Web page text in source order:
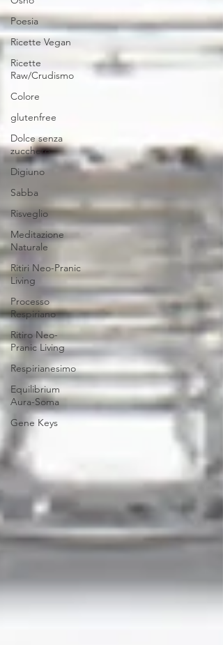
Poesia
Ricette Vegan
Ricette
Raw/Crudismo
Colore
glutenfree
Dolce senza
zucchero
Digiuno
Sabba
Risveglio
Meditazione
Naturale
Ritiri Neo-Pranic
Living
Processo
Respiriano
Ritiro Neo-
Pranic Living
Respirianesimo
Equilibrium
Aura-Soma
Gene Keys